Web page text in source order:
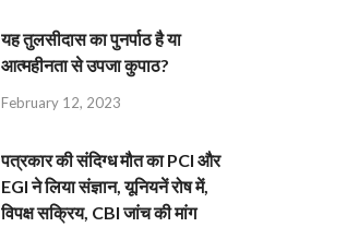
यह तुलसीदास का पुनर्पाठ है या
आत्महीनता से उपजा कुपाठ?
February 12, 2023
पत्रकार की संदिग्ध मौत का PCI और
EGI ने लिया संज्ञान, यूनियनें रोष में,
विपक्ष सक्रिय, CBI जांच की मांग